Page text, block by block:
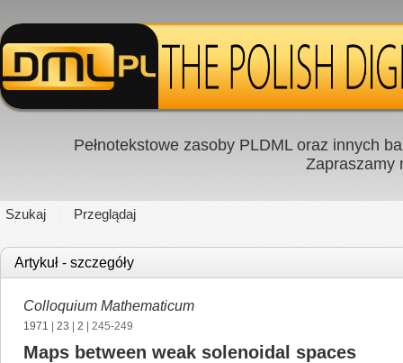
Pełnotekstowe zasoby PLDML oraz innych
Zapraszamy
Szukaj Przeglądaj
Artykuł - szczegóły
Colloquium Mathematicum
1971 23 2 | 245-249
Maps between weak solenoidal spaces